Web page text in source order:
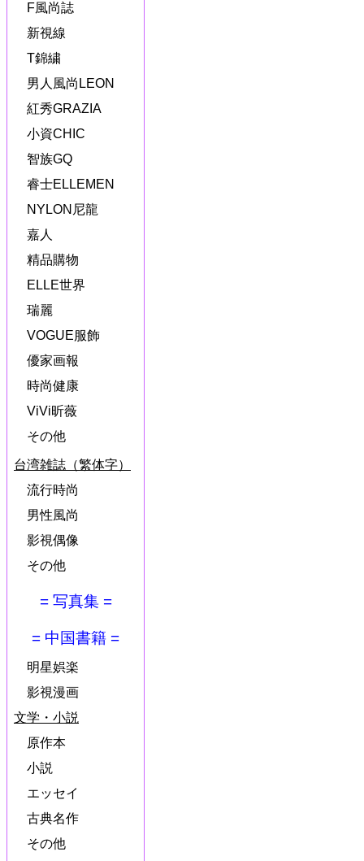
F風尚誌
新視線
T錦繍
男人風尚LEON
紅秀GRAZIA
小資CHIC
智族GQ
睿士ELLEMEN
NYLON尼龍
嘉人
精品購物
ELLE世界
瑞麗
VOGUE服飾
優家画報
時尚健康
ViVi昕薇
その他
台湾雑誌（繁体字）
流行時尚
男性風尚
影視偶像
その他
= 写真集 =
= 中国書籍 =
明星娯楽
影視漫画
文学・小説
原作本
小説
エッセイ
古典名作
その他